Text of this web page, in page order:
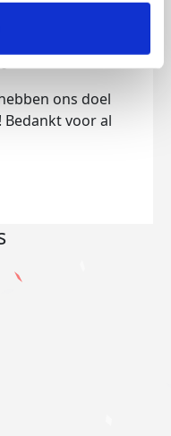
ons doel
Bedankt voor al